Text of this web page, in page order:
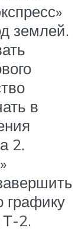
землей.
в
2.
графику
2.